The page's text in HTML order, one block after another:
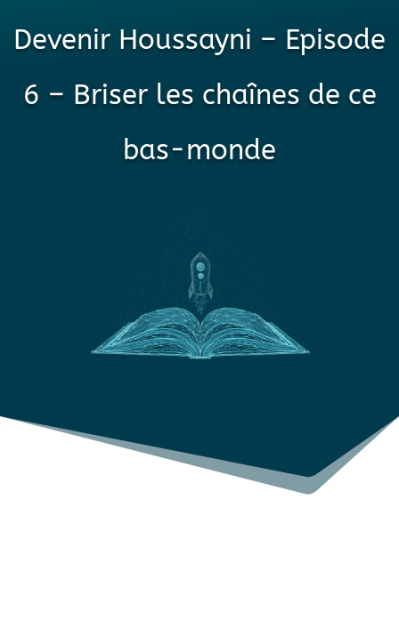
Devenir Houssayni – Episode
6 – Briser les chaînes de ce
bas-monde